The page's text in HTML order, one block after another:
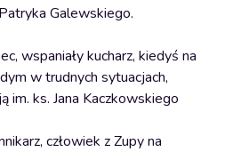
Galewskiego.
wspaniały kucharz, kiedyś na
w trudnych sytuacjach,
im. ks. Jana Kaczkowskiego
człowiek z Zupy na